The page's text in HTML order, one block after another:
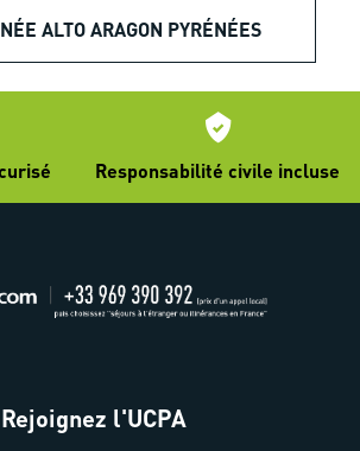
ALTO ARAGON PYRÉNÉES
Responsabilité civile incluse
Rejoignez l'UCPA